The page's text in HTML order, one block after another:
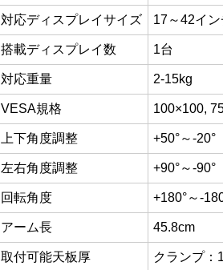
対応ディスプレイサイズ 17～42イン
搭載ディスプレイ数 1台
対応重量 2-15kg
VESA規格 100×100,
上下角度調整 +50°～-20°
左右角度調整 +90°～-90°
回転角度 +180°～-
アーム長 45.8cm
取付可能天板厚 クランプ：